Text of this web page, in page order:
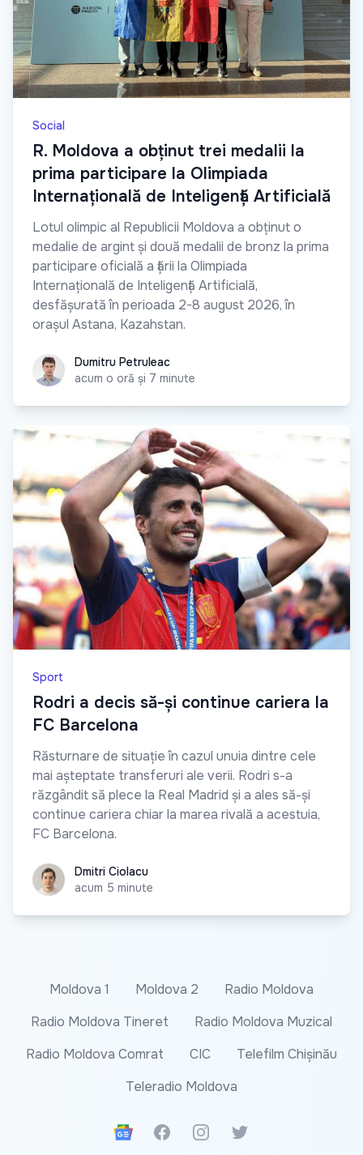
Social
R. Moldova a obținut trei medalii la
prima participare la Olimpiada
Internațională de Inteligență Artificială
Lotul olimpic al Republicii Moldova a obținut o
medalie de argint și două medalii de bronz la prima
participare oficială a țării la Olimpiada
Internațională de Inteligență Artificială,
desfășurată în perioada 2-8 august 2026, în
orașul Astana, Kazahstan.
Dumitru Petruleac
Dumitru Petruleac
acum o oră și 7 minute
Sport
Rodri a decis să-și continue cariera la
FC Barcelona
Răsturnare de situație în cazul unuia dintre cele
mai așteptate transferuri ale verii. Rodri s-a
răzgândit să plece la Real Madrid și a ales să-și
continue cariera chiar la marea rivală a acestuia,
FC Barcelona.
Dmitri Ciolacu
Dmitri Ciolacu
acum 5 minute
Moldova 1 Moldova 2
Radio Moldova
Radio Moldova Tineret
Radio Moldova Muzical
Radio Moldova Comrat
CIC
Telefilm Chișinău
Teleradio Moldova
Google News
FacebookInstagramTwitter